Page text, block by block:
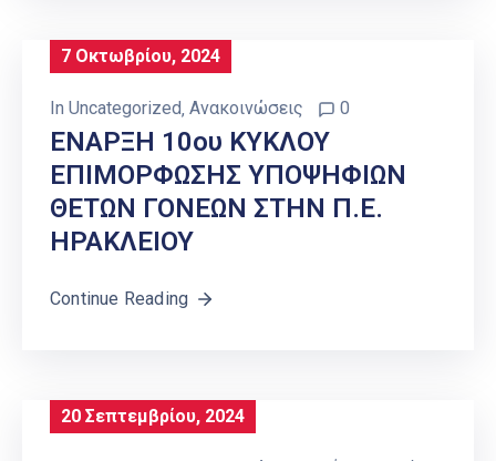
7 Οκτωβρίου, 2024
In Uncategorized‚ Ανακοινώσεις 0
ΕΝΑΡΞΗ 10ου ΚΥΚΛΟΥ
ΕΠΙΜΟΡΦΩΣΗΣ ΥΠΟΨΗΦΙΩΝ
ΘΕΤΩΝ ΓΟΝΕΩΝ ΣΤΗΝ Π.Ε.
ΗΡΑΚΛΕΙΟΥ
Continue Reading
20 Σεπτεμβρίου, 2024